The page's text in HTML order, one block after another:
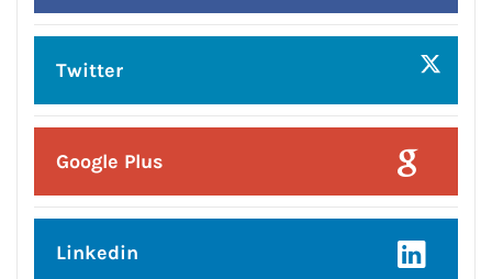
लम्बा पिंड चौक से जंडू सिंघा रोड के बदहाल
हालातों को लेकर भाजपा का रोष प्रदर्शन